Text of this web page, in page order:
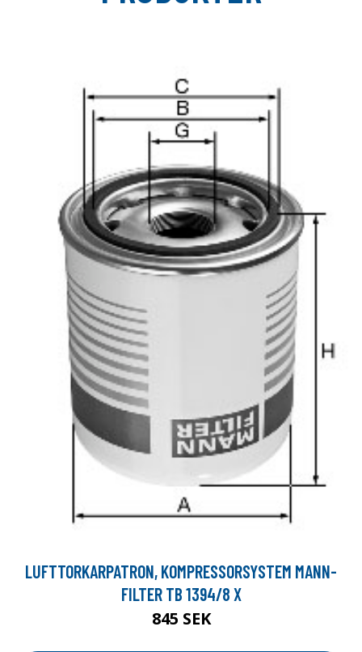
LUFTTORKARPATRON, KOMPRESSORSYSTEM MANN-
FILTER TB 1394/8 X
845 SEK